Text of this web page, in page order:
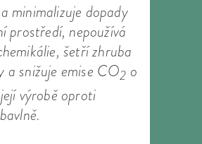
minimalizuje dopady
prostředí, nepoužívá
šetří zhruba
a snižuje emise CO2 o
výrobě oproti